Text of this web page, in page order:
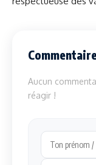
Aucun
réagir !